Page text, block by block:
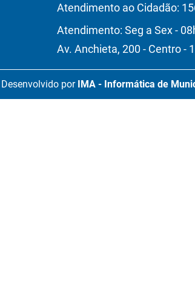
Atendimento ao Cidadão:
Atendimento: Seg a Sex -
Av. Anchieta, 200 - Centro -
Desenvolvido por IMA - Informática de